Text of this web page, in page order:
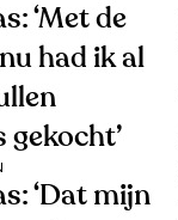
‘Met de
had ik al
gekocht’
‘Dat mijn